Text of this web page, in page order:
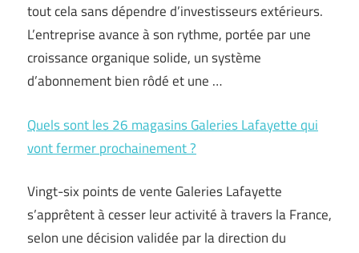
tout cela sans dépendre d’investisseurs extérieurs.
L’entreprise avance à son rythme, portée par une
croissance organique solide, un système
d’abonnement bien rôdé et une …
Quels sont les 26 magasins Galeries Lafayette qui
vont fermer prochainement ?
Vingt-six points de vente Galeries Lafayette
s’apprêtent à cesser leur activité à travers la France,
selon une décision validée par la direction du